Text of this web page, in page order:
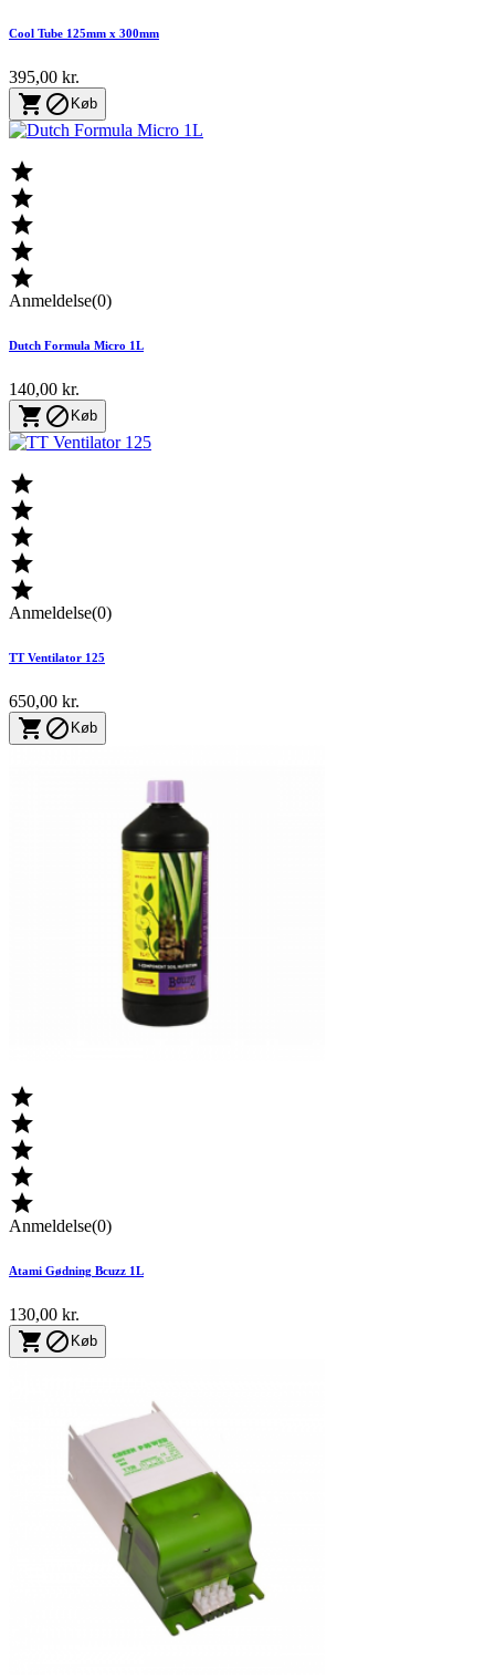
Cool Tube 125mm x 300mm
395,00 kr.
  Køb





Anmeldelse(0)
Dutch Formula Micro 1L
140,00 kr.
  Køb





Anmeldelse(0)
TT Ventilator 125
650,00 kr.
  Køb





Anmeldelse(0)
Atami Gødning Bcuzz 1L
130,00 kr.
  Køb